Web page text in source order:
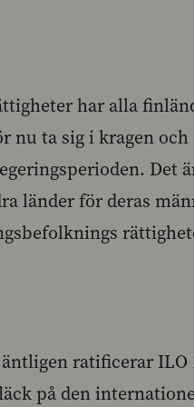
har alla
nu ta sig i kragen
Det
länder för deras
ratificerar ILO
på den